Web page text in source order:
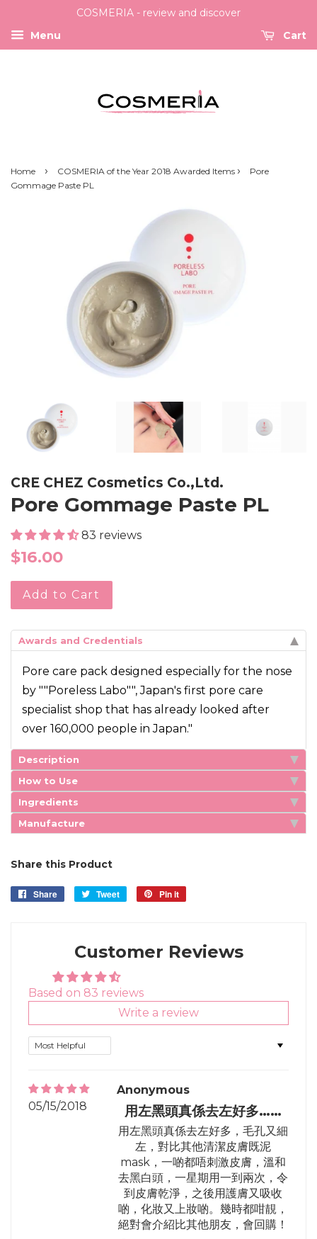
COSMERIA - review and discover
Menu
Cart
Home › COSMERIA of the Year 2018 Awarded Items ›
Pore
Gommage Paste PL
CRE CHEZ Cosmetics Co.,Ltd.
Pore Gommage Paste PL
83 reviews
Regular
$16.00
Add to Cart
Awards and Credentials
Pore care pack designed especially for the nose
by ""Poreless Labo"", Japan's first pore care
specialist shop that has already looked after
over 160,000 people in Japan."
Description
How to Use
Ingredients
Manufacture
Share this Product
Share
Share
Tweet
Tweet
Pin it
Customer Reviews
Based on 83 reviews
Write a review
05/15/2018
Anonymous
用左黑頭真係去左好多……
用左黑頭真係去左好多，毛孔又細
左，對比其他清潔皮膚既泥
mask，一啲都唔刺激皮膚，溫和
去黑白頭，一星期用一到兩次，令
到皮膚乾淨，之後用護膚又吸收
啲，化妝又上妝啲。幾時都咁靚，
絕對會介紹比其他朋友，會回購！